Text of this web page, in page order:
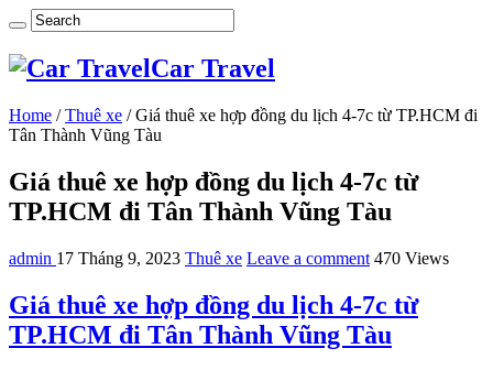
Car Travel
Home / Thuê xe / Giá thuê xe hợp đồng du lịch 4-7c từ TP.HCM đi
Tân Thành Vũng Tàu
Giá thuê xe hợp đồng du lịch 4-7c từ
TP.HCM đi Tân Thành Vũng Tàu
admin 17 Tháng 9, 2023 Thuê xe Leave a comment 470 Views
Giá thuê xe hợp đồng du lịch 4-7c từ
TP.HCM đi Tân Thành Vũng Tàu